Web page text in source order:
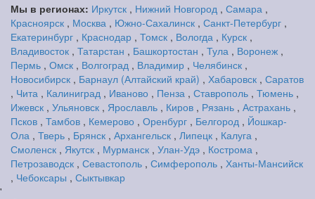
Мы в регионах: Иркутск , Нижний Новгород , Самара ,
Красноярск , Москва , Южно-Сахалинск , Санкт-Петербург ,
Екатеринбург , Краснодар , Томск , Вологда , Курск ,
Владивосток , Татарстан , Башкортостан , Тула , Воронеж ,
Пермь , Омск , Волгоград , Владимир , Челябинск ,
Новосибирск , Барнаул (Алтайский край) , Хабаровск , Саратов
, Чита , Калиниград , Иваново , Пенза , Ставрополь , Тюмень ,
Ижевск , Ульяновск , Ярославль , Киров , Рязань , Астрахань ,
Псков , Тамбов , Кемерово , Оренбург , Белгород , Йошкар-
Ола , Тверь , Брянск , Архангельск , Липецк , Калуга ,
Смоленск , Якутск , Мурманск , Улан-Удэ , Кострома ,
Петрозаводск , Севастополь , Симферополь , Ханты-Мансийск
, Чебоксары , Сыктывкар
'